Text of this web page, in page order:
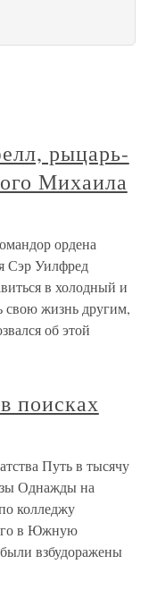
рыцарь-
Михаила
ордена
Сэр Уилфред
в холодный и
свою жизнь другим,
об этой
поисках
Путь в тысячу
Однажды на
колледжу
в Южную
взбудоражены